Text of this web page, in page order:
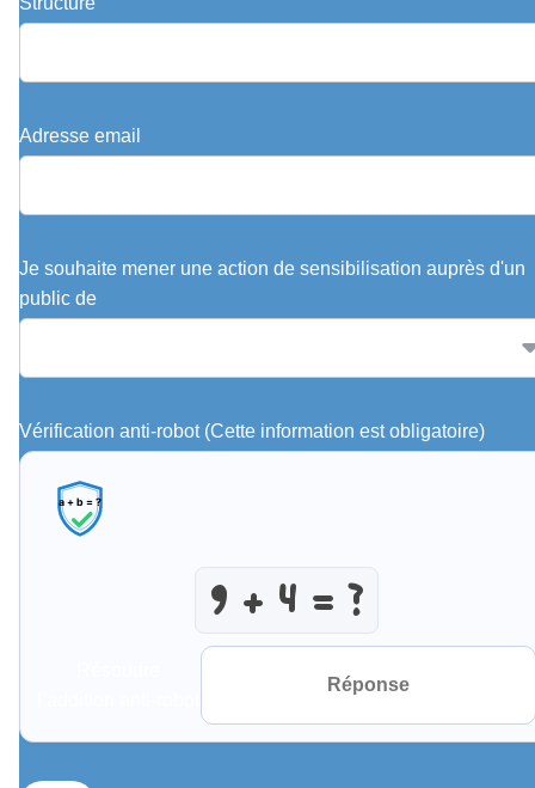
Adresse email
Je souhaite mener une action de sensibilisation auprès d'un
public de
Vérification anti-robot (Cette information est obligatoire)